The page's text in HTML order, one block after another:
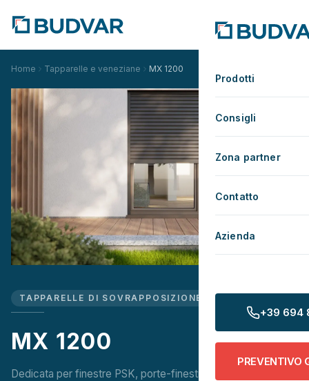
Prodotti
Consigli
Zona partner
Contatto
Azienda
+39 694
PREVENTIVO
Home Tapparelle e veneziane MX 1200
TAPPARELLE DI SOVRAPPOSIZIONE
MX 1200
Dedicata per finestre PSK, porte-finestra e porte da